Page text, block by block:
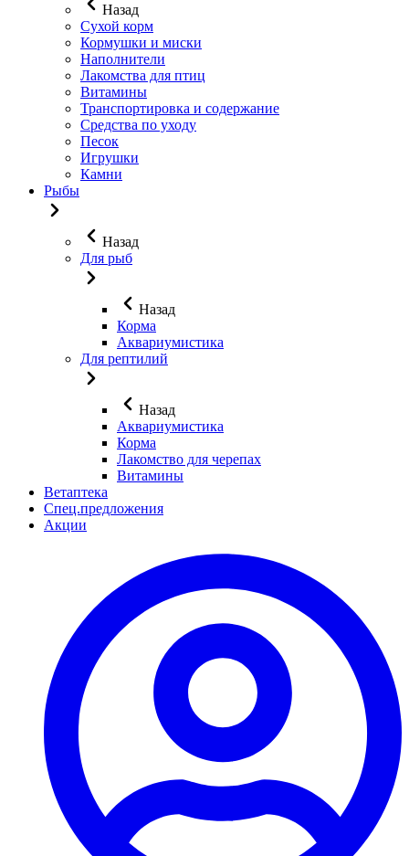
Назад
Сухой корм
Кормушки и миски
Наполнители
Лакомства для птиц
Витамины
Транспортировка и содержание
Средства по уходу
Песок
Игрушки
Камни
Рыбы
Назад
Для рыб
Назад
Корма
Аквариумистика
Для рептилий
Назад
Аквариумистика
Корма
Лакомство для черепах
Витамины
Ветаптека
Спец.предложения
Акции